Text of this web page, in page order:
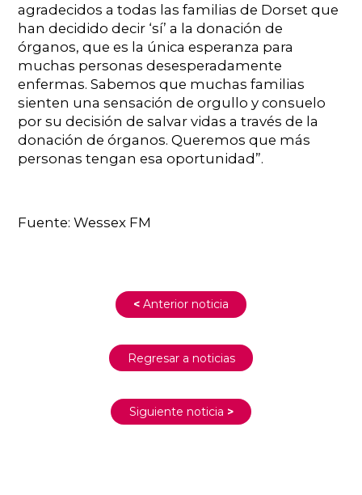
agradecidos a todas las familias de Dorset que
han decidido decir ‘sí’ a la donación de
órganos, que es la única esperanza para
muchas personas desesperadamente
enfermas. Sabemos que muchas familias
sienten una sensación de orgullo y consuelo
por su decisión de salvar vidas a través de la
donación de órganos. Queremos que más
personas tengan esa oportunidad”.
Fuente: Wessex FM
< Anterior noticia
Regresar a noticias
Siguiente noticia >